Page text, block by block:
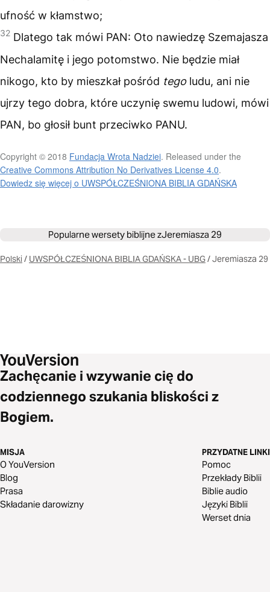
ufność w kłamstwo;
32 Dlatego tak mówi PAN: Oto nawiedzę Szemajasza
Nechalamitę i jego potomstwo. Nie będzie miał
nikogo, kto by mieszkał pośród tegoludu, ani nie
ujrzy tego dobra, które uczynię swemu ludowi, mówi
PAN, bo głosił bunt przeciwko PANU.
Copyright © 2018 Fundacja Wrota Nadziei. Released under the
Creative Commons Attribution No Derivatives License 4.0.
Dowiedz się więcej o UWSPÓŁCZEŚNIONA BIBLIA GDAŃSKA
Popularne wersety biblijne zJeremiasza 29
Polski / UWSPÓŁCZEŚNIONA BIBLIA GDAŃSKA - UBG/Jeremiasza 29
Zachęcanie i wzywanie cię do
codziennego szukania bliskości z
Bogiem.
MISJA
O YouVersion
Blog
Prasa
Składanie darowizny
PRZYDATNE LINKI
Pomoc
Przekłady Biblii
Biblie audio
Języki Biblii
Werset dnia